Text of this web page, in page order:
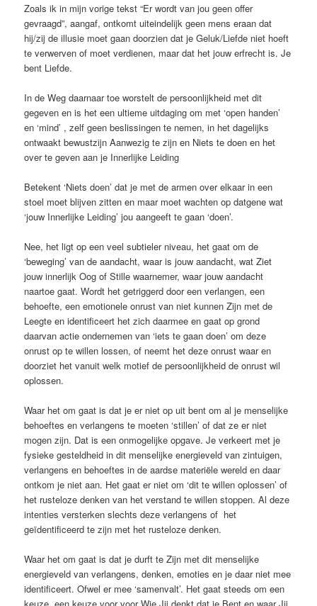
Zoals ik in mijn vorige tekst “Er wordt van jou geen offer
gevraagd”, aangaf, ontkomt uiteindelijk geen mens eraan dat
hij/zij de illusie moet gaan doorzien dat je Geluk/Liefde niet hoeft
te verwerven of moet verdienen, maar dat het jouw erfrecht is. Je
bent Liefde.
In de Weg daarnaar toe worstelt de persoonlijkheid met dit
gegeven en is het een ultieme uitdaging om met ‘open handen’
en ‘mind’ , zelf geen beslissingen te nemen, in het dagelijks
ontwaakt bewustzijn Aanwezig te zijn en Niets te doen en het
over te geven aan je Innerlijke Leiding
Betekent ‘Niets doen’ dat je met de armen over elkaar in een
stoel moet blijven zitten en maar moet wachten op datgene wat
‘jouw Innerlijke Leiding’ jou aangeeft te gaan ‘doen’.
Nee, het ligt op een veel subtieler niveau, het gaat om de
‘beweging’ van de aandacht, waar is jouw aandacht, wat Ziet
jouw innerlijk Oog of Stille waarnemer, waar jouw aandacht
naartoe gaat. Wordt het getriggerd door een verlangen, een
behoefte, een emotionele onrust van niet kunnen Zijn met de
Leegte en identificeert het zich daarmee en gaat op grond
daarvan actie ondernemen van ‘iets te gaan doen’ om deze
onrust op te willen lossen, of neemt het deze onrust waar en
doorziet het vanuit welk motief de persoonlijkheid de onrust wil
oplossen.
Waar het om gaat is dat je er niet op uit bent om al je menselijke
behoeftes en verlangens te moeten ‘stillen’ of dat ze er niet
mogen zijn. Dat is een onmogelijke opgave. Je verkeert met je
fysieke gesteldheid in dit menselijke energieveld van zintuigen,
verlangens en behoeftes in de aardse materiële wereld en daar
ontkom je niet aan. Het gaat er niet om ‘dit te willen oplossen’ of
het rusteloze denken van het verstand te willen stoppen. Al deze
intenties versterken slechts deze verlangens of het
geïdentificeerd te zijn met het rusteloze denken.
Waar het om gaat is dat je durft te Zijn met dit menselijke
energieveld van verlangens, denken, emoties en je daar niet mee
identificeert. Ofwel er mee ‘samenvalt’. Het gaat steeds om een